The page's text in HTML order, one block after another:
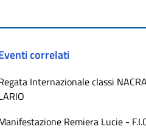
correlati
Internazionale classi
Remiera Lucie -